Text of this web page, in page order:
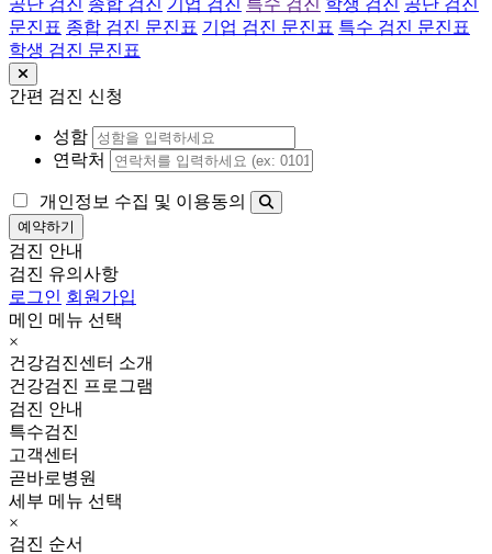
공단 검진 종합 검진 기업 검진 특수 검진 학생 검진 공단 검진
문진표 종합 검진 문진표 기업 검진 문진표 특수 검진 문진표
학생 검진 문진표
간편 검진 신청
성함
연락처
개인정보 수집 및 이용동의
예약하기
검진 안내
검진 유의사항
로그인 회원가입
메인 메뉴 선택
×
건강검진센터 소개
건강검진 프로그램
검진 안내
특수검진
고객센터
곧바로병원
세부 메뉴 선택
×
검진 순서